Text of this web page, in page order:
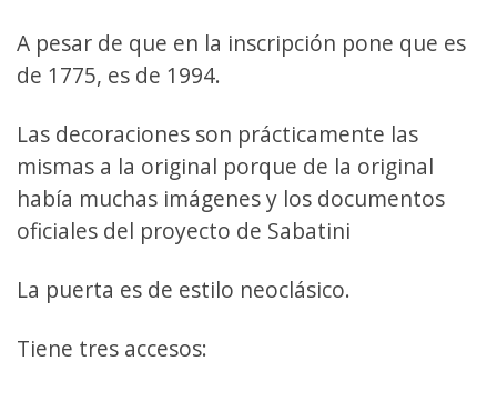
A pesar de que en la inscripción pone que es
de 1775, es de 1994.
Las decoraciones son prácticamente las
mismas a la original porque de la original
había muchas imágenes y los documentos
oficiales del proyecto de Sabatini
La puerta es de estilo neoclásico.
Tiene tres accesos: